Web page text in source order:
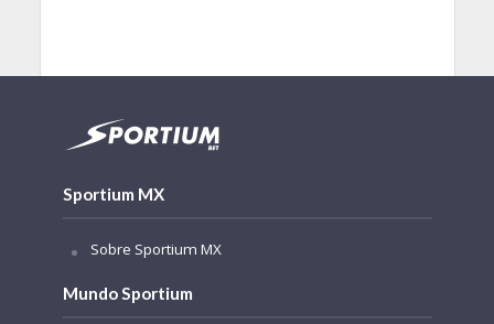
Sportium MX
Sobre Sportium MX
Mundo Sportium